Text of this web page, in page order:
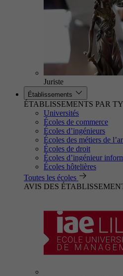
Juriste
Établissements
ÉTABLISSEMENTS PAR
Universités
Écoles de commerce
Écoles d’ingénieurs
Écoles des métiers de
Écoles de droit
Écoles d’ingénieur
Écoles hôtelières
Toutes les écoles
AVIS DES